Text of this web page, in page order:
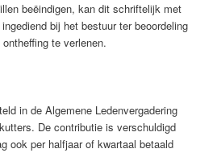
beëindigen, kan dit schriftelijk met
bij het bestuur ter beoordeling
te verlenen.
in de Algemene Ledenvergadering
De contributie is verschuldigd
ook per halfjaar of kwartaal betaald